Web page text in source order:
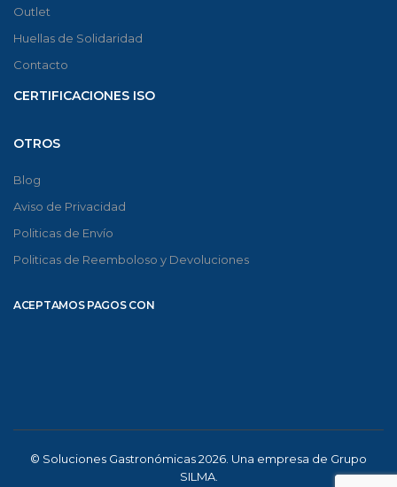
Outlet
Huellas de Solidaridad
Contacto
CERTIFICACIONES ISO
OTROS
Blog
Aviso de Privacidad
Politicas de Envío
Politicas de Reemboloso y Devoluciones
ACEPTAMOS PAGOS CON
© Soluciones Gastronómicas 2026. Una empresa de Grupo
SILMA.